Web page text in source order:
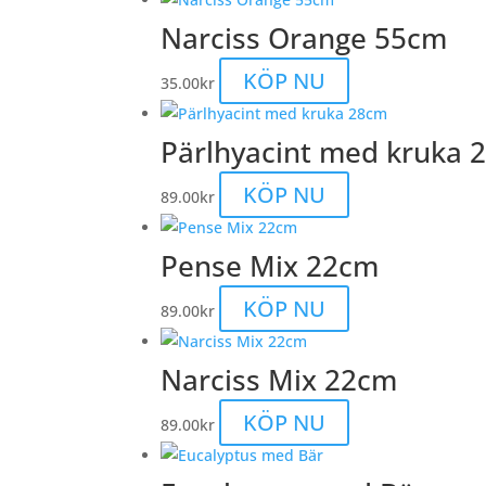
Narciss Orange 55cm
35.00kr KÖP NU
Pärlhyacint med kruka
89.00kr KÖP NU
Pense Mix 22cm
89.00kr KÖP NU
Narciss Mix 22cm
89.00kr KÖP NU